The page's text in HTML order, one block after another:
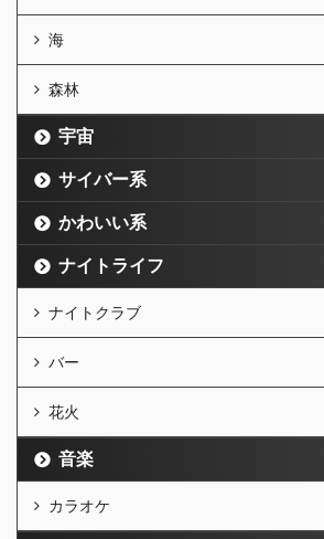
海
森林
宇宙
サイバー系
かわいい系
ナイトライフ
ナイトクラブ
バー
花火
音楽
カラオケ